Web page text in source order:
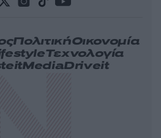
ΠολιτικήΟικονομία
Τεχνολογία
MediaDriveit